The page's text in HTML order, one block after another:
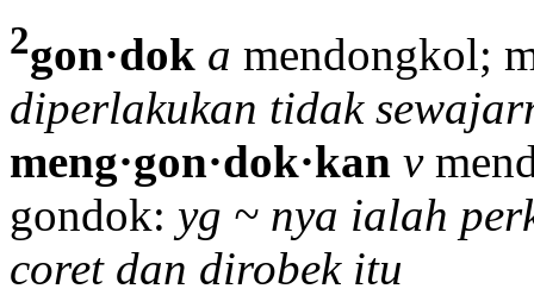
2gon·dok a mendongkol;
diperlakukan tidak
meng·gon·dok·kan v
gondok: yg ~ nya ialah
coret dan dirobek itu